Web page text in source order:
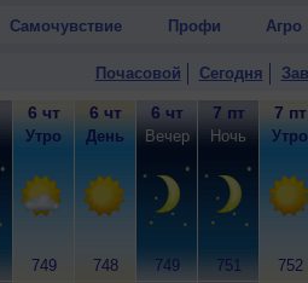
Самочувствие Профи Агро
Почасовой Сегодня
6 чт
Утро
749
6 чт
День
748
6 чт
Вечер
749
7 пт
Ночь
751
7 пт
Утро
752